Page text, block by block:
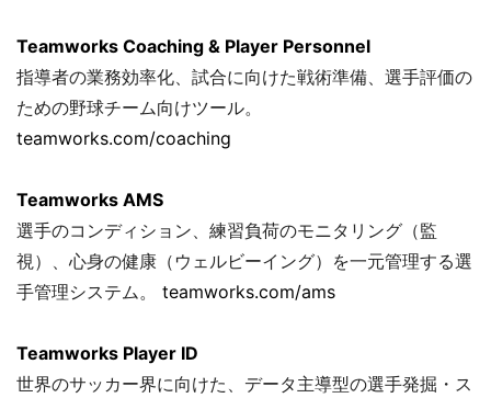
Teamworks Coaching & Player Personnel
指導者の業務効率化、試合に向けた戦術準備、選手評価の
ための野球チーム向けツール。
teamworks.com/coaching
Teamworks AMS
選手のコンディション、練習負荷のモニタリング（監
視）、心身の健康（ウェルビーイング）を一元管理する選
手管理システム。 teamworks.com/ams
Teamworks Player ID
世界のサッカー界に向けた、データ主導型の選手発掘・ス